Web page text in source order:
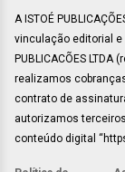
A ISTOÉ
vinculação editorial e
PUBLICACÕES
realizamos
contrato de
autorizamos
conteúdo digital